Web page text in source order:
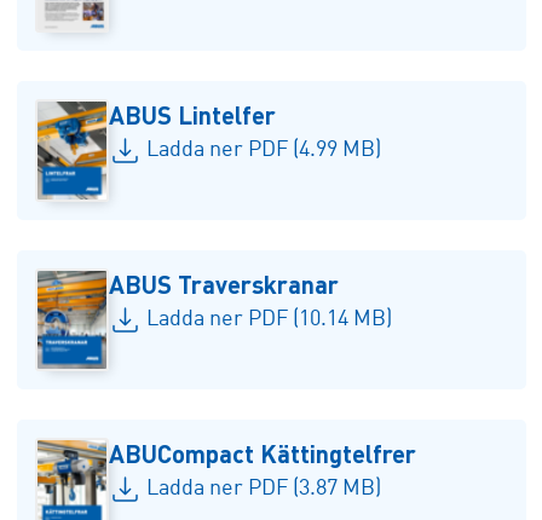
ABUS Lintelfer
Ladda ner PDF (4.99 MB)
ABUS Traverskranar
Ladda ner PDF (10.14 MB)
ABUCompact Kättingtelfrer
Ladda ner PDF (3.87 MB)